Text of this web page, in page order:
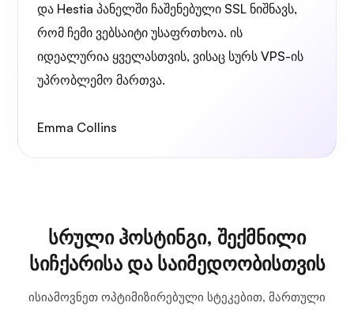
და Hestia პანელში ჩაშენებული SSL ნიშნავს,
რომ ჩემი ვებსაიტი უსაფრთხოა. ის
იდეალურია ყველასთვის, ვისაც სურს VPS-ის
უპრობლემო მართვა.
Emma Collins
სრული ჰოსტინგი, შექმნილი
სიჩქარისა და საიმედოობისთვის
ისიამოვნეთ ოპტიმიზირებული სტეკებით, მართული